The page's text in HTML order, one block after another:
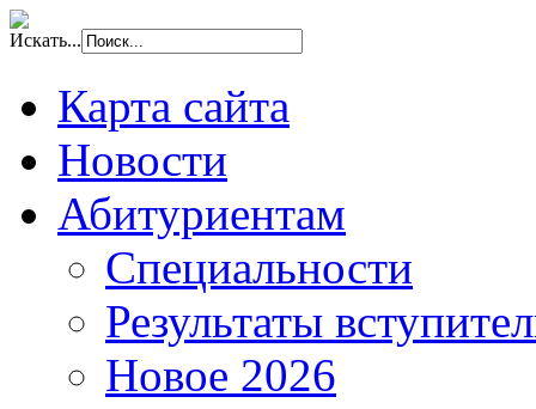
Искать...
Карта сайта
Новости
Абитуриентам
Специальности
Результаты
Новое 2026